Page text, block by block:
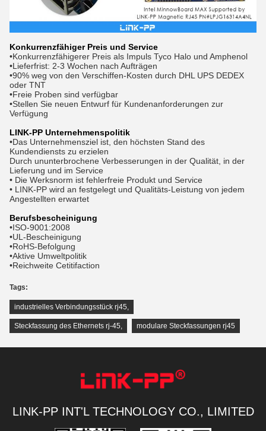
Konkurrenzfähiger Preis und Service
•Konkurrenzfähigerer Preis als Impuls Tyco Halo und Amphenol
•Lieferfrist: 2-3 Wochen nach Aufträgen
•90% weg von den Verschiffen-Kosten durch DHL UPS DEDEX
oder TNT
•Freie Proben sind verfügbar
•Stellen Sie neuen Entwurf für Kundenanforderungen zur
Verfügung
LINK-PP Unternehmenspolitik
•Das Unternehmensziel ist, den höchsten Stand des
Kundendiensts zu erzielen
Durch ununterbrochene Verbesserungen in der Qualität, in der
Lieferung und im Service
• Die Werksnorm ist fehlerfreie Produkt und Service
• LINK-PP wird an festgelegt und Qualitäts-Leistung von jedem
Angestellten erwartet
Berufsbescheinigung
•ISO-9001:2008
•UL-Bescheinigung
•RoHS-Befolgung
•Aktive Umweltpolitik
•Reichweite Cetitifaction
Tags:
industrielles Verbindungsstück rj45,
Steckfassung des Ethernets rj-45, modulare Steckfassungen rj45
LINK-PP INT'L TECHNOLOGY CO., LIMITED